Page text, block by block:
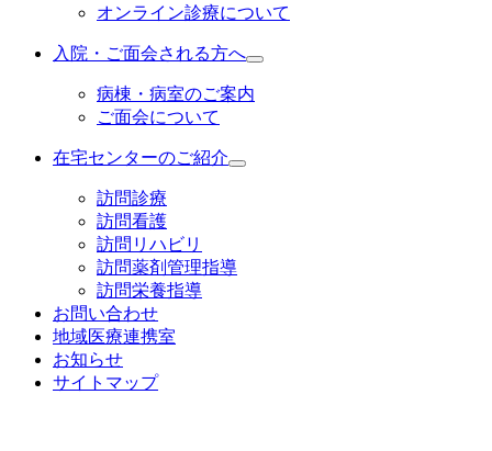
オンライン診療について
入院・ご面会される方へ
病棟・病室のご案内
ご面会について
在宅センターのご紹介
訪問診療
訪問看護
訪問リハビリ
訪問薬剤管理指導
訪問栄養指導
お問い合わせ
地域医療連携室
お知らせ
サイトマップ